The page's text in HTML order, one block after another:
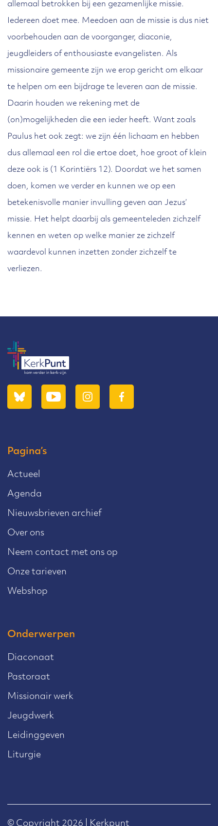
allemaal betrokken bij een gezamenlijke missie.
Iedereen doet mee. Meedoen aan de missie is dus niet
voorbehouden aan de voorganger, diaconie,
jeugdleiders of enthousiaste evangelisten. Als
missionaire gemeente zijn we erop gericht om elkaar
te helpen om een bijdrage te leveren aan de missie.
Daarin houden we rekening met de
(on)mogelijkheden die een ieder heeft. Want zoals
Paulus het ook zegt: we zijn één lichaam en hebben
dus allemaal een rol die ertoe doet, hoe groot of klein
deze ook is (1 Korintiërs 12). Doordat we het samen
doen, komen we verder en kunnen we op een
betekenisvolle manier invulling geven aan Jezus’
missie. Het helpt daarbij als gemeenteleden zichzelf
kennen en weten op welke manier ze zichzelf
waardevol kunnen inzetten zonder zichzelf te
verliezen.
Pagina’s
Actueel
Agenda
Nieuwsbrieven archief
Over ons
Neem contact met ons op
Onze tarieven
Webshop
Onderwerpen
Diaconaat
Pastoraat
Missionair werk
Jeugdwerk
Leidinggeven
Liturgie
© Copyright 2026 | Kerkpunt